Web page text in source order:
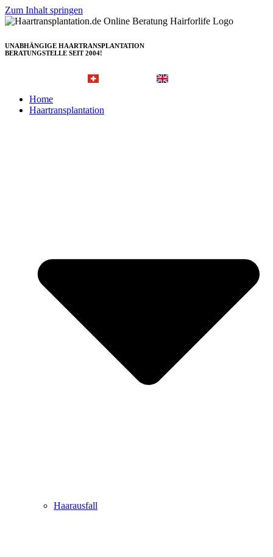
Zum Inhalt springen
UNABHÄNGIGE HAARTRANSPLANTATION
BERATUNGSTELLE SEIT 2004!
Home
Haartransplantation
Haarausfall